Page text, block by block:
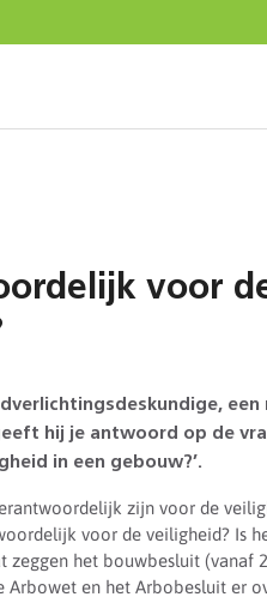
voor
hij je antwoord op de
in een gebouw?’.
zijn voor de
voor de veiligheid? Is
zeggen het bouwbesluit (vanaf
Arbowet en het Arbobesluit er